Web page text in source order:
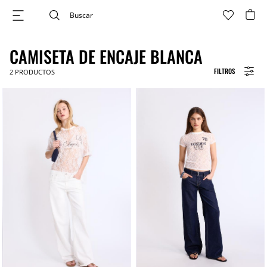
FILTROS
CAMISETA DE ENCAJE BLANCA
2 PRODUCTOS